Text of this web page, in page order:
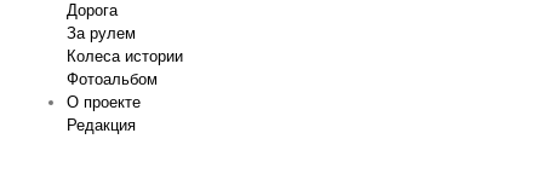
Дорога
За рулем
Колеса истории
Фотоальбом
О проекте
Редакция